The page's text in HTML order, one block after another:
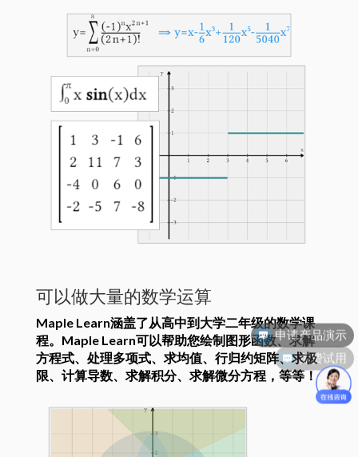
可以做大量的数学运算
Maple Learn涵盖了从高中到大学二年级的数学课
程。Maple Learn可以帮助您绘制图形函数、求解
方程式、处理多项式、求均值、行归约矩阵、求极
限、计算导数、求解积分、求解微分方程，等等！
免费试用